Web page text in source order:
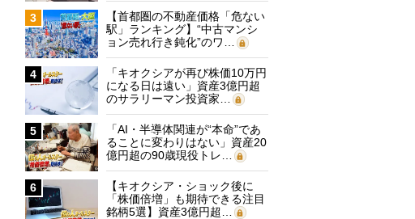
3
【首都圏の不動産価格「危ない
駅」ランキング】“中古マンシ
ョン売れ行き鈍化”のワ…
4
「キオクシアが再び株価10万円
になる日は遠い」資産3億円超
のサラリーマン投資家…
5
「AI・半導体関連が“本命”であ
ることに変わりはない」資産20
億円超の90歳現役トレ…
6
【キオクシア・ショック後に
「株価倍増」も期待できる注目
銘柄5選】資産3億円超…